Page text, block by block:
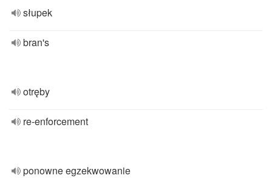
słupek
bran's
otręby
re-enforcement
ponowne egzekwowanie